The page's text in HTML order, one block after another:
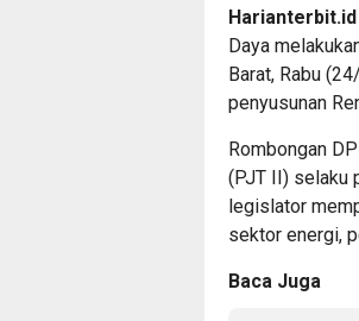
Harianterbit.id
Daya
Barat, Rabu
penyusunan
Rombongan
(PJT II) selaku
legislator
sektor energi,
Baca Juga